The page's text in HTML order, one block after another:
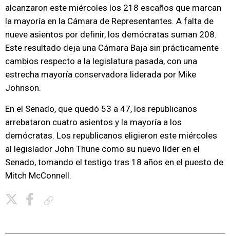
alcanzaron este miércoles los 218 escaños que marcan
la mayoría en la Cámara de Representantes. A falta de
nueve asientos por definir, los demócratas suman 208.
Este resultado deja una Cámara Baja sin prácticamente
cambios respecto a la legislatura pasada, con una
estrecha mayoría conservadora liderada por Mike
Johnson.
En el Senado, que quedó 53 a 47, los republicanos
arrebataron cuatro asientos y la mayoría a los
demócratas. Los republicanos eligieron este miércoles
al legislador John Thune como su nuevo líder en el
Senado, tomando el testigo tras 18 años en el puesto de
Mitch McConnell.